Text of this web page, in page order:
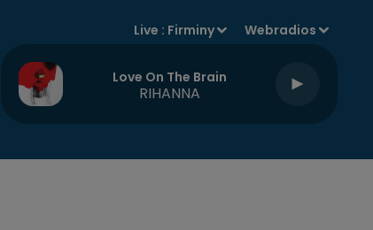
Live : Firminy Webradios
Love On The Brain
RIHANNA